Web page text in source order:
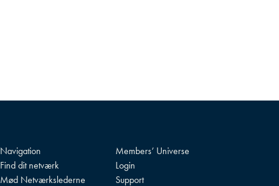
Navigation
Find dit netværk
Mød Netværkslederne
Members’ Universe
Login
Support